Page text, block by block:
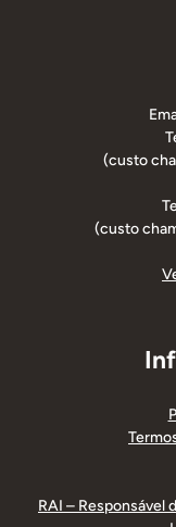
(custo
(custo
RAI – Responsável